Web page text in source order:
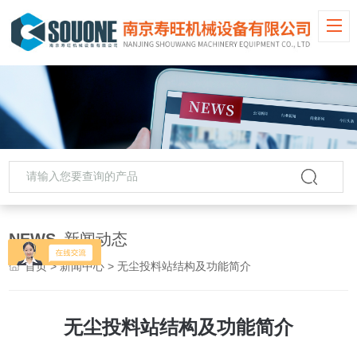
NEWS 新闻动态
首页>新闻中心 > 无尘投料站结构及功能简介
无尘投料站结构及功能简介